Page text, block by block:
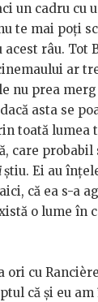
un cadru cu
te mai poți
râu. Tot
ar
nu prea
asta se
toată lumea
care
știu. Ei au
că ea s-a
o lume în
ori cu
că și eu